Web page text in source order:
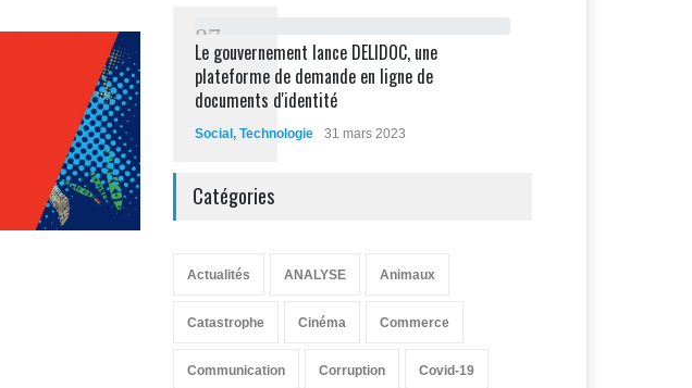
87
Le gouvernement lance DELIDOC, une
plateforme de demande en ligne de
documents d'identité
Social , Technologie 31 mars 2023
Catégories
Actualités ANALYSE Animaux
Catastrophe Cinéma Commerce
Communication Corruption Covid-19